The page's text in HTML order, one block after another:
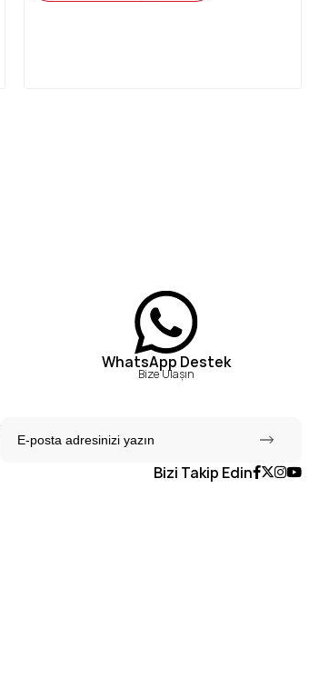
WhatsApp Destek
Bize Ulaşın
Bizi Takip Edin